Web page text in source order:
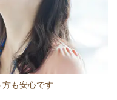
も安心です